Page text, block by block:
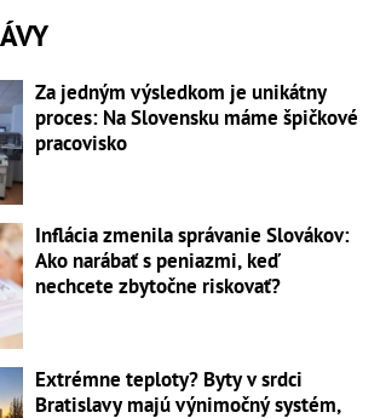
Za jedným výsledkom je unikátny
proces: Na Slovensku máme špičkové
pracovisko
Inflácia zmenila správanie Slovákov:
Ako narábať s peniazmi, keď
nechcete zbytočne riskovať?
Extrémne teploty? Byty v srdci
Bratislavy majú výnimočný systém,